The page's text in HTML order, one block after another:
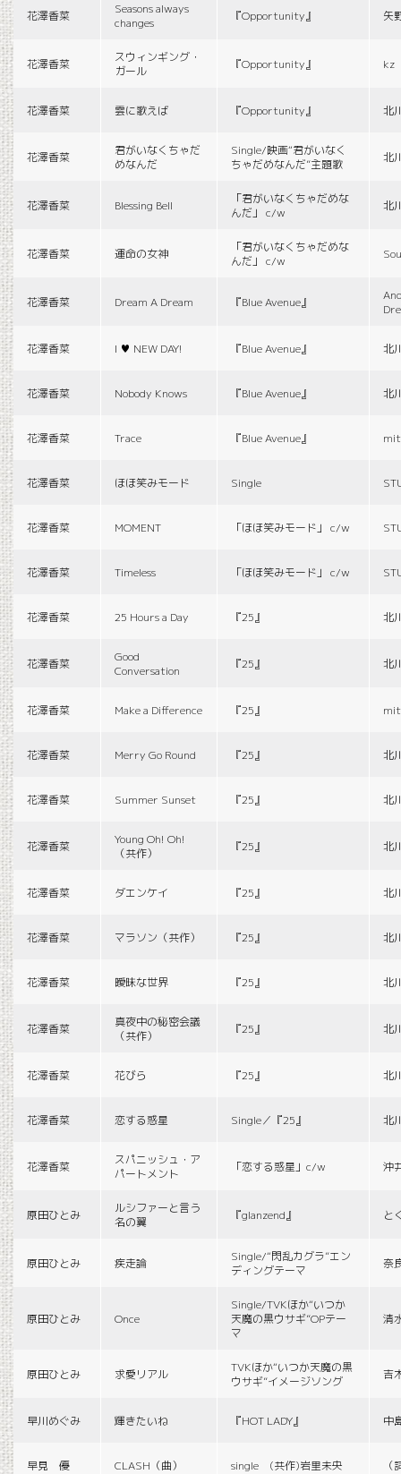
花澤香菜
Seasons always
changes
『Opportunity』 矢
花澤香菜
スウィンギング・
ガール
『Opportunity』 kz
花澤香菜 雲に歌えば 『Opportunity』 北
花澤香菜
君がいなくちゃだ
めなんだ
Single/映画“君がいなく
ちゃだめなんだ”主題歌
北
花澤香菜 Blessing Bell
「君がいなくちゃだめな
んだ」 c/w
北
花澤香菜 運命の女神
「君がいなくちゃだめな
んだ」 c/w
花澤香菜 Dream A Dream 『Blue Avenue』
花澤香菜 I ♥ NEW DAY! 『Blue Avenue』 北
花澤香菜 Nobody Knows 『Blue Avenue』 北
花澤香菜 Trace 『Blue Avenue』
花澤香菜 ほほ笑みモード Single
花澤香菜 MOMENT 「ほほ笑みモード」 c/w
花澤香菜 Timeless 「ほほ笑みモード」 c/w
花澤香菜 25 Hours a Day 『25』 北
花澤香菜
Good
Conversation
『25』 北
花澤香菜 Make a Difference 『25』
花澤香菜 Merry Go Round 『25』 北
花澤香菜 Summer Sunset 『25』 北
花澤香菜
Young Oh! Oh!
（共作）
『25』 北
花澤香菜 ダエンケイ 『25』 北
花澤香菜 マラソン（共作） 『25』 北
花澤香菜 曖昧な世界 『25』 北
花澤香菜
真夜中の秘密会議
（共作）
『25』 北
花澤香菜 花びら 『25』 北
花澤香菜 恋する惑星 Single／『25』 北
花澤香菜
スパニッシュ・ア
パートメント
「恋する惑星」c/w 沖
原田ひとみ
ルシファーと言う
名の翼
『glanzend』 と
原田ひとみ 疾走論
Single/“閃乱カグラ”エン
ディングテーマ
奈
原田ひとみ Once
Single/TVKほか“いつか
天魔の黒ウサギ”OPテー
マ
清
原田ひとみ 求愛リアル
TVKほか“いつか天魔の黒
ウサギ”イメージソング
吉
早川めぐみ 輝きたいね 『HOT LADY』 中
早見 優 CLASH（曲） single (共作)岩里未央